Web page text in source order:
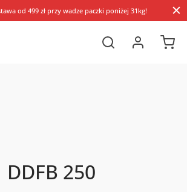
od 499 zł przy wadze paczki poniżej 31kg!
DDFB 250